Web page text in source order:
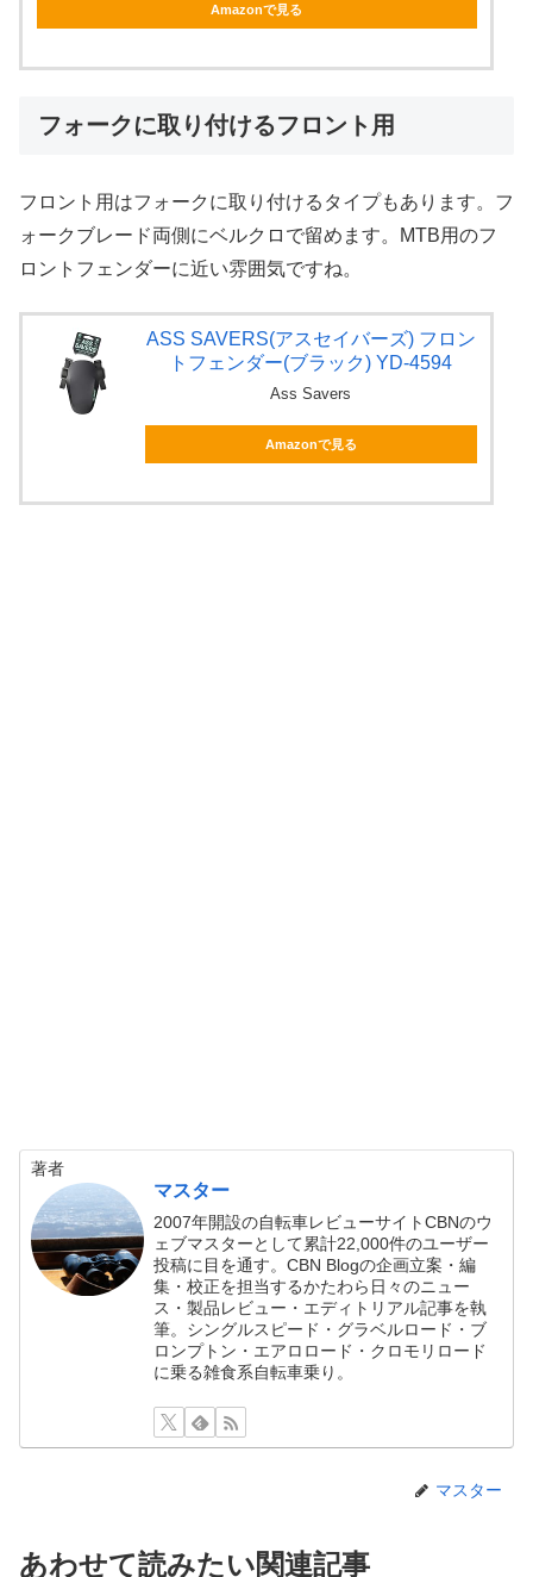
Amazonで見る
フォークに取り付けるフロント用
フロント用はフォークに取り付けるタイプもあります。フ
ォークブレード両側にベルクロで留めます。MTB用のフ
ロントフェンダーに近い雰囲気ですね。
ASS SAVERS(アスセイバーズ) フロン
トフェンダー(ブラック) YD-4594
Ass Savers
Amazonで見る
著者
マスター
2007年開設の自転車レビューサイトCBNのウ
ェブマスターとして累計22,000件のユーザー
投稿に目を通す。CBN Blogの企画立案・編
集・校正を担当するかたわら日々のニュー
ス・製品レビュー・エディトリアル記事を執
筆。シングルスピード・グラベルロード・ブ
ロンプトン・エアロロード・クロモリロード
に乗る雑食系自転車乗り。
マスター
あわせて読みたい関連記事